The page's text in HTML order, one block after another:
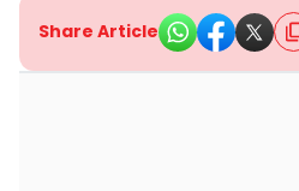
Share Article